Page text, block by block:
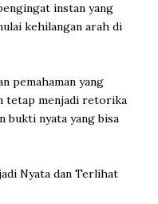
instan yang
kehilangan arah di
pemahaman yang
tetap menjadi retorika
bukti nyata yang bisa
Nyata dan Terlihat